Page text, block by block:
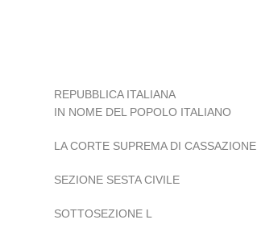
REPUBBLICA ITALIANA
IN NOME DEL POPOLO ITALIANO
LA CORTE SUPREMA DI CASSAZIONE
SEZIONE SESTA CIVILE
SOTTOSEZIONE L